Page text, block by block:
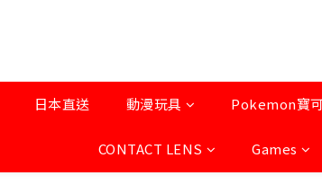
日本直送 動漫玩具 Pokemon寶
CONTACT LENS Games